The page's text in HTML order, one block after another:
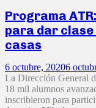
Programa
para dar clase
casas
6 octubre, 20206
La Dirección General
18 mil alumnos
inscribieron para